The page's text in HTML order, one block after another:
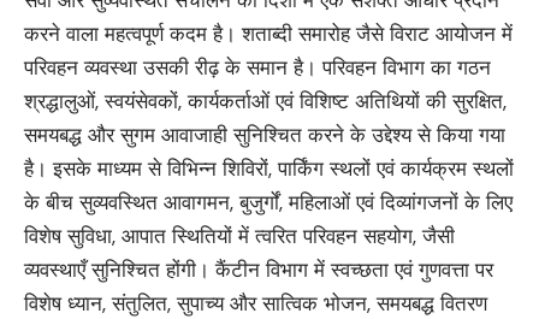
करने वाला महत्वपूर्ण कदम है। शताब्दी समारोह जैसे विराट आयोजन में
परिवहन व्यवस्था उसकी रीढ़ के समान है। परिवहन विभाग का गठन
श्रद्धालुओं, स्वयंसेवकों, कार्यकर्ताओं एवं विशिष्ट अतिथियों की सुरक्षित,
समयबद्ध और सुगम आवाजाही सुनिश्चित करने के उद्देश्य से किया गया
है। इसके माध्यम से विभिन्न शिविरों, पार्किंग स्थलों एवं कार्यक्रम स्थलों
के बीच सुव्यवस्थित आवागमन, बुजुर्गों, महिलाओं एवं दिव्यांगजनों के लिए
विशेष सुविधा, आपात स्थितियों में त्वरित परिवहन सहयोग, जैसी
व्यवस्थाएँ सुनिश्चित होंगी। कैंटीन विभाग में स्वच्छता एवं गुणवत्ता पर
विशेष ध्यान, संतुलित, सुपाच्य और सात्विक भोजन, समयबद्ध वितरण